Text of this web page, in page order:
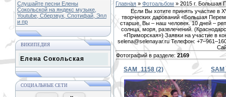
Слушайте песни Елены
Сокольской на яндекс музыке,
Youtube, Сберзвук, Спотифай, Эпл
и пр
ВИКИПЕДИЯ
Елена Сокольская
СОЦИАЛЬНЫЕ СЕТИ
Главная » Фотоальбом » 2015 г. Большая
Если Вы хотите принять участие в
творческих дарований «Большая
старше, Вы – наш человек. 10 дней –
солнца, моря, развлечений.
«Приморская») Заявки на участие в
selena@selenayar.ru Телефон:
Фотографий в разделе:2169
SAM_1158 (2)